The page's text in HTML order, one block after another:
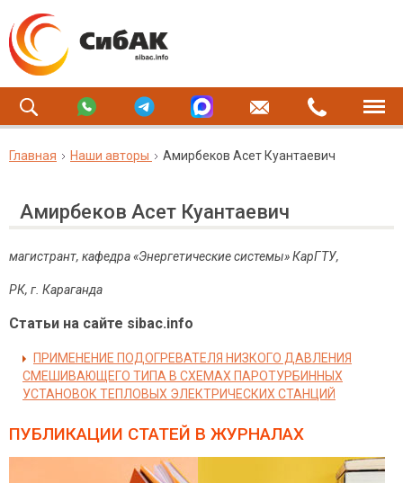
Главная Наши авторы Амирбеков Асет Куантаевич
Амирбеков Асет Куантаевич
магистрант, кафедра «Энергетические системы» КарГТУ,
РК, г. Караганда
Статьи на сайте sibac.info
ПРИМЕНЕНИЕ ПОДОГРЕВАТЕЛЯ НИЗКОГО ДАВЛЕНИЯ
СМЕШИВАЮЩЕГО ТИПА В СХЕМАХ ПАРОТУРБИННЫХ
УСТАНОВОК ТЕПЛОВЫХ ЭЛЕКТРИЧЕСКИХ СТАНЦИЙ
ПУБЛИКАЦИИ СТАТЕЙ В ЖУРНАЛАХ